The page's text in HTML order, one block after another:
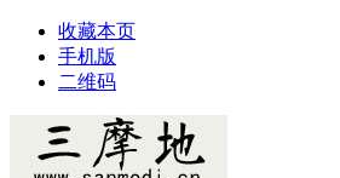
收藏本页
手机版
二维码